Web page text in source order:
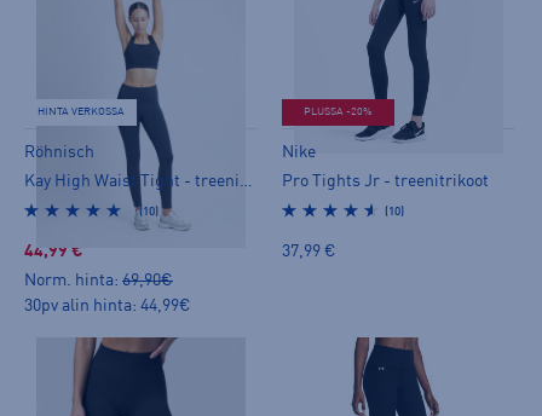
HINTA VERKOSSA
Röhnisch
Kay High Waist Tight - treenitrikoot
(10)
44,99 €
Norm. hinta: 69,90€
30pv alin hinta: 44,99€
PLUSSA -20%
Nike
Pro Tights Jr - treenitrikoot
(10)
37,99 €